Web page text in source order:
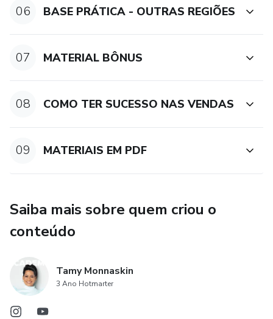
06 BASE PRÁTICA - OUTRAS REGIÕES
07 MATERIAL BÔNUS
08 COMO TER SUCESSO NAS VENDAS
09 MATERIAIS EM PDF
Saiba mais sobre quem criou o
conteúdo
Tamy Monnaskin
3 Ano Hotmarter